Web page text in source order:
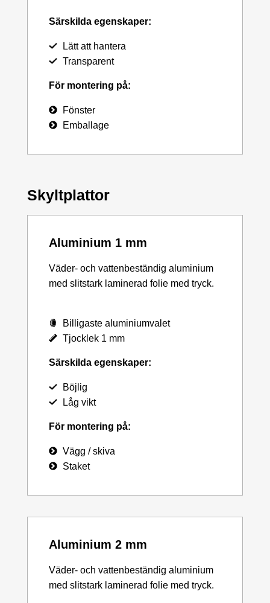
Särskilda egenskaper:
Lätt att hantera
Transparent
För montering på:
Fönster
Emballage
Skyltplattor
Aluminium 1 mm
Väder- och vattenbeständig aluminium
med slitstark laminerad folie med tryck.
Billigaste aluminiumvalet
Tjocklek 1 mm
Särskilda egenskaper:
Böjlig
Låg vikt
För montering på:
Vägg / skiva
Staket
Aluminium 2 mm
Väder- och vattenbeständig aluminium
med slitstark laminerad folie med tryck.